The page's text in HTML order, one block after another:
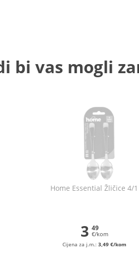
bi vas mogli
Home Essential Žličice 4/1
3 49
€/kom
Cijena za j.m.: 3,49 €/kom